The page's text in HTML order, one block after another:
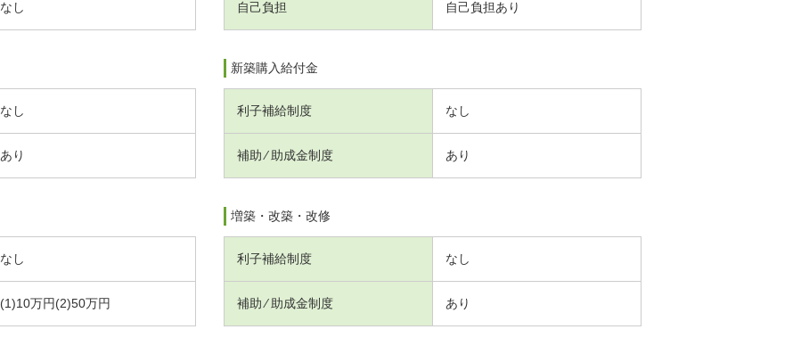
なし 自己負担 自己負担あり
なし
あり
新築購入給付金
利子補給制度 なし
補助 ⁄ 助成金制度 あり
なし
(1)10万円(2)50万円
増築・改築・改修
利子補給制度 なし
補助 ⁄ 助成金制度 あり